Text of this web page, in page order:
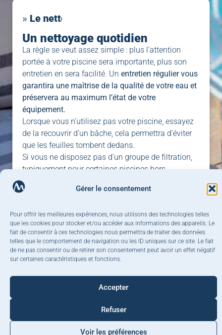
Gérer le consentement
Pour offrir les meilleures expériences, nous utilisons des technologies telles
que les cookies pour stocker et/ou accéder aux informations des appareils. Le
fait de consentir à ces technologies nous permettra de traiter des données
telles que le comportement de navigation ou les ID uniques sur ce site. Le fait
de ne pas consentir ou de retirer son consentement peut avoir un effet négatif
sur certaines caractéristiques et fonctions.
Accepter
Refuser
Voir les préférences
»
Un nettoyage quotidien
La règle se veut assez simple : plus l’attention
portée à votre piscine sera importante, plus son
entretien en sera facilité. Un entretien régulier vous
garantira une maîtrise de la qualité de votre eau et
préservera au maximum l’état de votre
équipement.
Lorsque vous n’utilisez pas votre piscine, essayez
de la recouvrir d’un bâche, cela permettra d’éviter
que les feuilles tombent dedans.
Si vous ne disposez pas d’un groupe de filtration,
typiquement pour certaines piscines hors
sol,
insectes et autres éléments visibles de votre eau.
Leniveau d’eau idéal se situe à la moitié des
skimmers. Un niveau d’eau trop bas peut conduire
à un désamorçage de la pompe de votre piscine
pouvant griller le moteur de cette dernière.
liquide spécial ligne d’eau soit à l’aide d’une
éponge « ‘magique ». En cas de ligne d’eau
très encrassée, montez le niveau d’eau au